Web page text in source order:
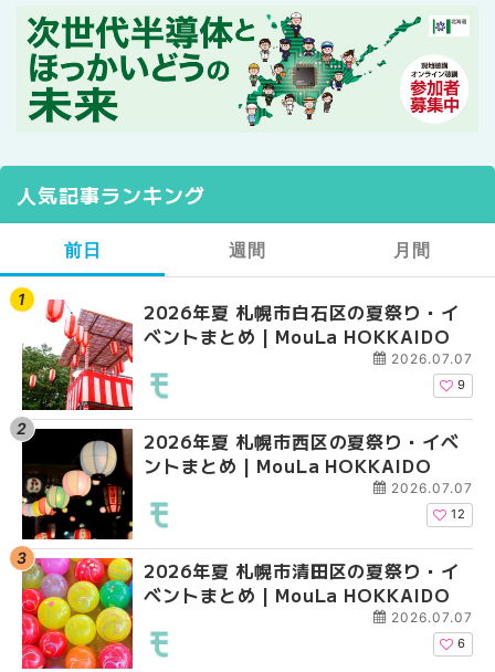
人気記事ランキング
前日
2026年夏 札幌市白石区の夏祭り・イ
ベントまとめ | MouLa HOKKAIDO
2026.07.07
9
2026年夏 札幌市西区の夏祭り・イベ
ントまとめ | MouLa HOKKAIDO
2026.07.07
12
2026年夏 札幌市清田区の夏祭り・イ
ベントまとめ | MouLa HOKKAIDO
2026.07.07
6
週間
2026年夏 札幌市西区
ントまとめ | MouLa
【2026年最新】札幌
ガーデン｜オープン日
大通公園から穴場テ
2026年夏 札幌市白石
ベントまとめ |
月間
【2026年最新】札幌
ガーデン｜オープン日
大通公園から穴場テ
2026年夏 札幌市北区
ントまとめ | MouLa
2026年夏 札幌市白石
ベントまとめ |